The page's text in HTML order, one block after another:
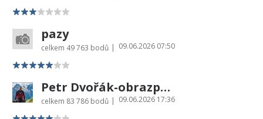
pazy
celkem 49 763 bodů | 09.06.2026 07:50
Petr Dvořák-obrazprovas.cz
celkem 83 786 bodů | 09.06.2026 17:36